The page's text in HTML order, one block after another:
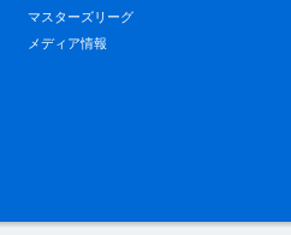
マスターズリーグ
メディア情報